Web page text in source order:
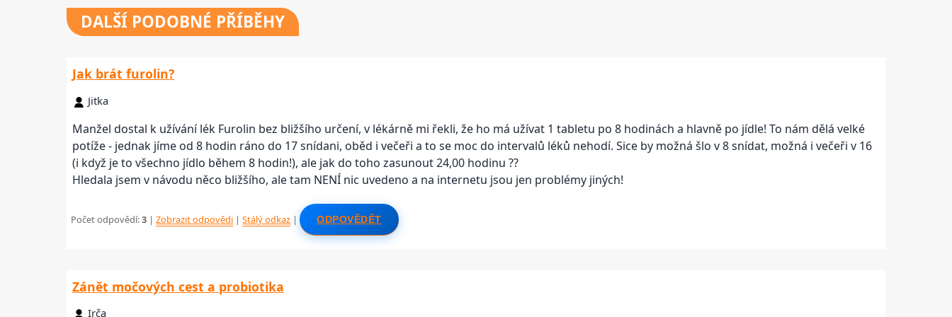
DALŠÍ PODOBNÉ PŘÍBĚHY
Jak brát furolin?
Jitka
Manžel dostal k užívání lék Furolin bez bližšího určení, v lékárně mi řekli, že ho má užívat 1 tabletu po 8 hodinách a hlavně po jídle! To nám dělá velké
potíže - jednak jíme od 8 hodin ráno do 17 snídani, oběd i večeři a to se moc do intervalů léků nehodí. Sice by možná šlo v 8 snídat, možná i večeři v 16
(i když je to všechno jídlo během 8 hodin!), ale jak do toho zasunout 24,00 hodinu ??
Hledala jsem v návodu něco bližšího, ale tam NENÍ nic uvedeno a na internetu jsou jen problémy jiných!
Počet odpovědí:3 |Zobrazit odpovědi |Stálý odkaz | ODPOVĚDĚT
Zánět močových cest a probiotika
Irča